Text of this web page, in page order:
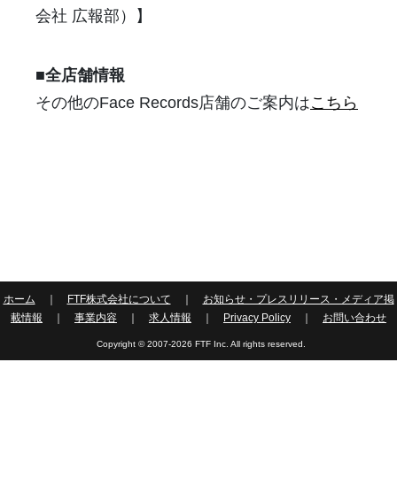
会社 広報部）】
■全店舗情報
その他のFace Records店舗のご案内はこちら
ホーム ｜ FTF株式会社について ｜
お知らせ・プレスリリース・メディア掲
載情報 ｜ 事業内容 ｜ 求人情報 ｜ Privacy Policy ｜ お問い合わせ
Copyright © 2007-2026 FTF Inc. All rights reserved.